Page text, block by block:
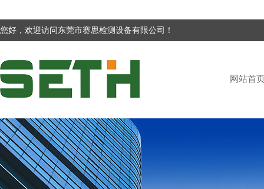
您好，欢迎访问东莞市赛思检测设备有限公司！
网站首